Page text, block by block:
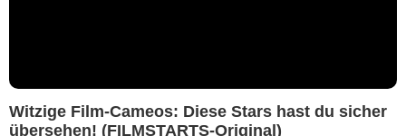
Witzige Film-Cameos: Diese Stars hast du sicher
übersehen! (FILMSTARTS-Original)